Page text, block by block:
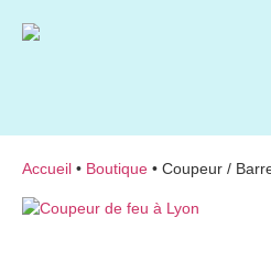
Accueil • Boutique • Coupeur /